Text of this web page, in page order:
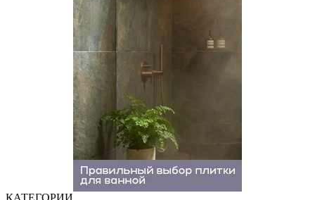
КАТЕГОРИИ